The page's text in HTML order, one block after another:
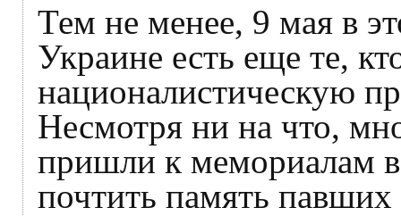
Тем не менее, 9 мая в
Украине есть еще те,
националистическую
Несмотря ни на что,
пришли к мемориалам
почтить память